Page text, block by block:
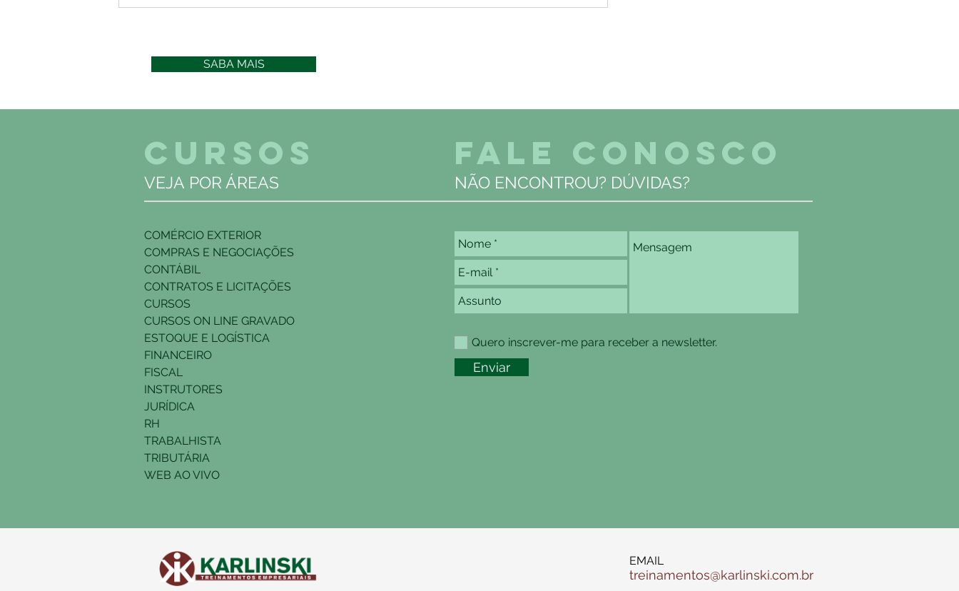
SABA MAIS
CURSOS
VEJA POR ÁREAS
FALE CONOSCO
NÃO ENCONTROU? DÚVIDAS?
COMÉRCIO EXTERIOR
COMPRAS E NEGOCIAÇÕES
CONTÁBIL
CONTRATOS E LICITAÇÕES
CURSOS
CURSOS ON LINE GRAVADO
ESTOQUE E LOGÍSTICA
FINANCEIRO
FISCAL
INSTRUTORES
JURÍDICA
RH
TRABALHISTA
TRIBUTÁRIA
WEB AO VIVO
Quero inscrever-me para receber a newsletter.
Enviar
EMAIL
treinamentos@karlinski.com.br